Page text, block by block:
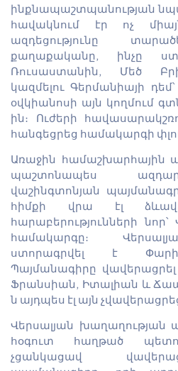
ինքնապաշտպանության
հավակնում էր ոչ
ազդեցությունը
քաղաքականը, ինչը
Ռուսաստանին, Մեծ
կազմելու Գերմանիայի դեմ՝
օվկիանոսի այն կողմում
ին։ Ուժերի
հանգեցրեց համակարգի
Առաջին
պաշտոնապես
վաշինգտոնյան
հիմքի վրա էլ
հարաբերությունների
համակարգը։
ստորագրվել է
Պայմանագիրը
Ֆրանսիան, Իտալիան և
ն այդպես էլ այն
Վերսալյան խաղաղության
հօգուտ հաղթած
չցանկացավ